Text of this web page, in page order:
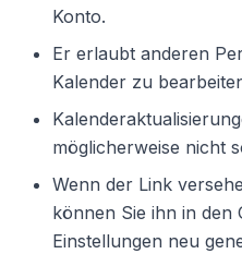
Konto.
Er erlaubt anderen
Kalender zu
möglicherweise nicht
Wenn der Link
können Sie ihn in den
Einstellungen neu